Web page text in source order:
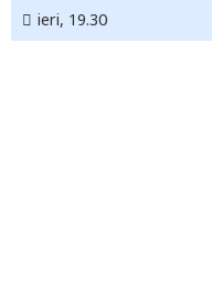
ieri, 19.30